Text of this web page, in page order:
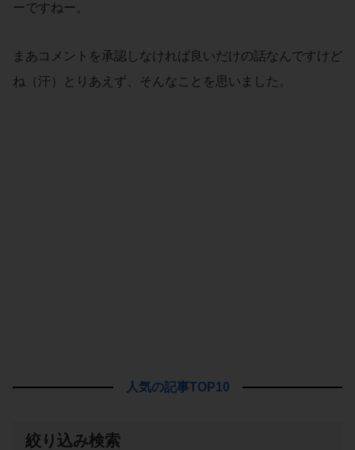
ーですねー。
まあコメントを承認しなければ良いだけの話なんですけど
ね（汗）とりあえず、そんなことを思いました。
人気の記事TOP10
絞り込み検索